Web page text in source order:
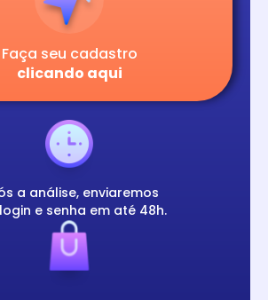
Faça seu cadastro
clicando aqui
a análise, enviaremos
e senha em até 48h.